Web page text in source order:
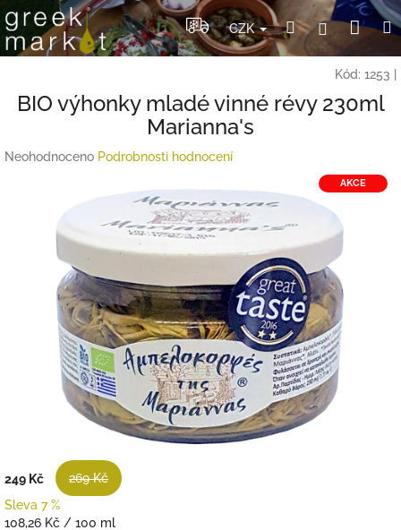
na
obsah
CZK HledatPřihlášení
Kód: 1253
BIO výhonky mladé vinné révy 230ml
Marianna's
Průměrné
hvězdiček.
Neohodnoceno Podrobnosti hodnocení
AKCE
249 Kč
269 Kč
Sleva 7 %
Měrná
108,26 Kč / 100 ml